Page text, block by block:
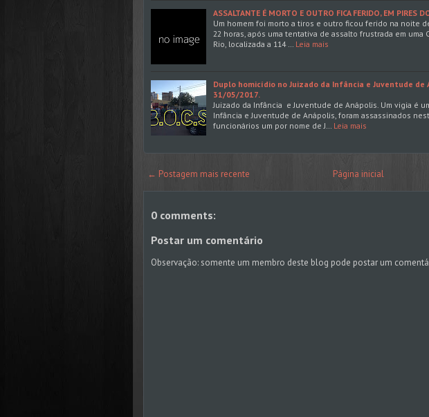
ASSALTANTE É MORTO E OUTRO FICA FERIDO, EM PIRES
Um homem foi morto a tiros e outro ficou ferido na noite
22 horas, após uma tentativa de assalto frustrada em uma
Rio, localizada a 114 …
Leia mais
Duplo homicídio no Juizado da Infância e Juventude
31/05/2017.
Juizado da Infância e Juventude de Anápolis. Um vigia é
Infância e Juventude de Anápolis, foram assassinados
funcionários um por nome de J…
Leia mais
← Postagem mais recente Página inicial
0 comments:
Postar um comentário
Observação: somente um membro deste blog pode postar um